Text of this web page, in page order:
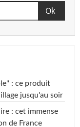
: ce produit
jusqu'au soir
: cet immense
de France